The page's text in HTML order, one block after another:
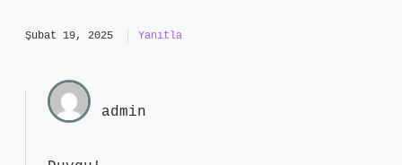
Şubat 19, 2025 Yanıtla
admin